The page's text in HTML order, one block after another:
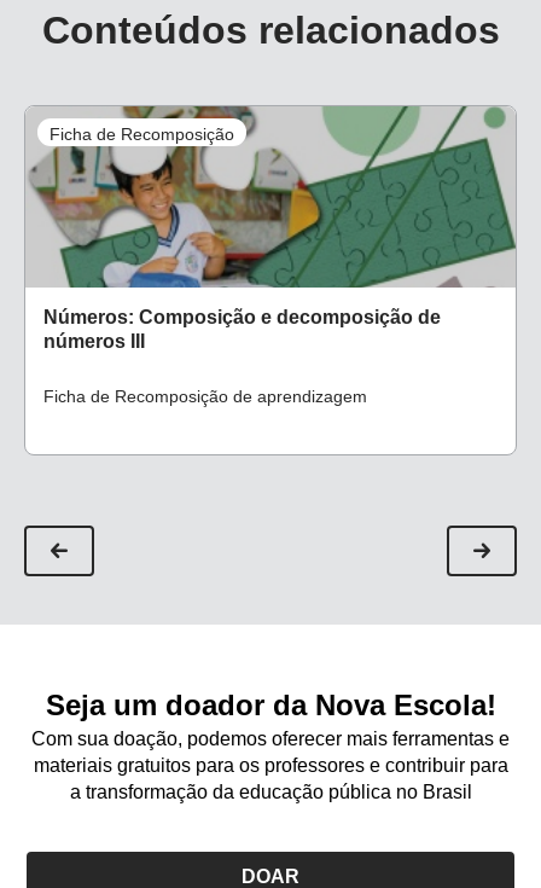
Conteúdos relacionados
Ficha de Recomposição
Números: Composição e decomposição de
números III
Ficha de Recomposição de aprendizagem
Seja um doador da Nova Escola!
Com sua doação, podemos oferecer mais ferramentas e
materiais gratuitos para os professores e contribuir para
a transformação da educação pública no Brasil
DOAR